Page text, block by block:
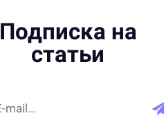
Подписка на
статьи